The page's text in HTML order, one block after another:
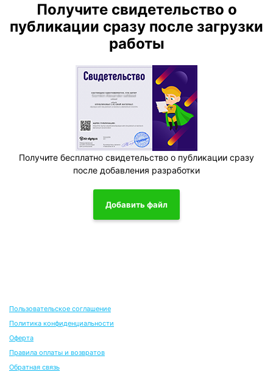
Получите свидетельство о
публикации сразу после загрузки
работы
Получите бесплатно свидетельство о публикации сразу
после добавления разработки
Добавить файл
Пользовательское соглашение
Политика конфиденциальности
Оферта
Правила оплаты и возвратов
Обратная связь